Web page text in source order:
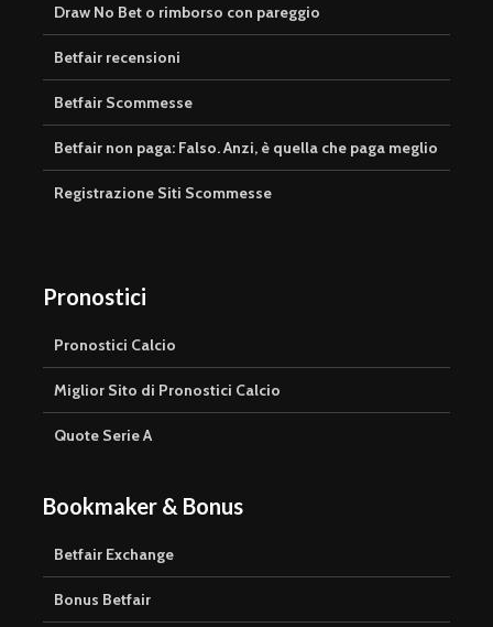
Draw No Bet o rimborso con pareggio
Betfair recensioni
Betfair Scommesse
Betfair non paga: Falso. Anzi, è quella che paga meglio
Registrazione Siti Scommesse
Pronostici
Pronostici Calcio
Miglior Sito di Pronostici Calcio
Quote Serie A
Bookmaker & Bonus
Betfair Exchange
Bonus Betfair